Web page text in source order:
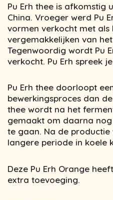
Pu Erh thee is afkomstig
China. Vroeger werd Pu
vormen verkocht met
vergemakkelijken van
Tegenwoordig wordt Pu
verkocht. Pu Erh spreek
Pu Erh thee doorloopt
bewerkingsproces dan
thee wordt na het
gemaakt om daarna
te gaan. Na de
langere periode in koele
Deze Pu Erh Orange
extra toevoeging.